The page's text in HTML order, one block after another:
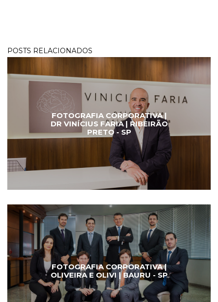
POSTS RELACIONADOS
FOTOGRAFIA CORPORATIVA |
DR VINÍCIUS FARIA | RIBEIRÃO
PRETO - SP
FOTOGRAFIA CORPORATIVA |
OLIVEIRA E OLIVI | BAURU - SP